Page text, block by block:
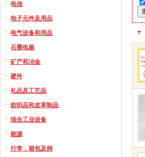
电信
电子元件及用品
电气设备和用品
石墨电极
矿产和冶金
硬件
礼品及工艺品
纺织品和皮革制品
综合工业设备
能源
行李，箱包及例